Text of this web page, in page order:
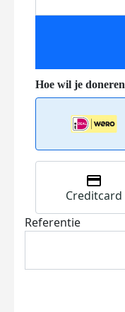
Creditcard
Referentie